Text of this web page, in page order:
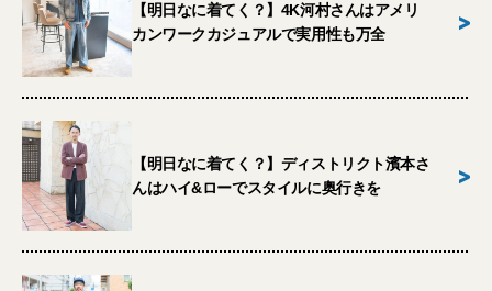
【明日なに着てく？】4K河村さんはアメリ
カンワークカジュアルで実用性も万全
>
【明日なに着てく？】ディストリクト濱本さ
んはハイ&ローでスタイルに奥行きを
>